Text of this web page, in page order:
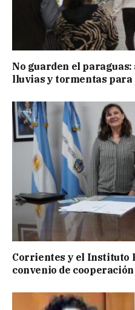
No guarden el
lluvias y tormentas
Corrientes y el Instituto
convenio de cooperación